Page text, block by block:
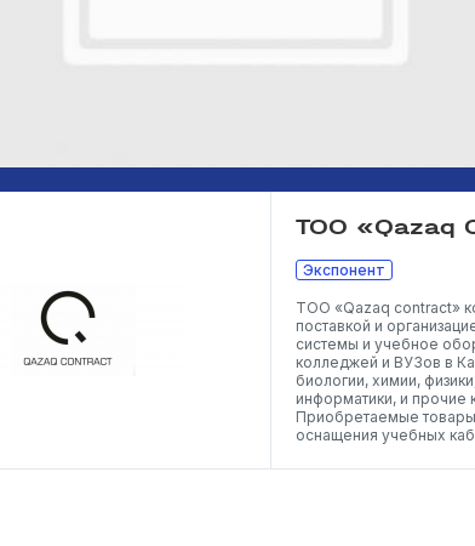
ТОО «Qazaq
Экспонент
ТОО «Qazaq contract»
поставкой и
системы и учебное
колледжей и ВУЗов в
биологии, химии,
информатики, и прочие
Приобретаемые
оснащения учебных